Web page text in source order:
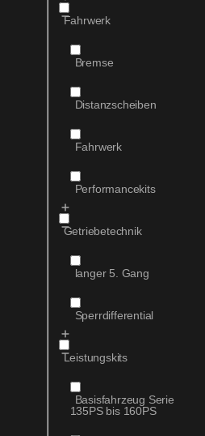
Fahrwerk
Bremse
Distanzscheiben
Fahrwerk
Performancekits
Getriebetechnik
langer 5. Gang
Sperrdifferential
Leistungskits
Basisfahrzeug Serie
135PS bis 160PS